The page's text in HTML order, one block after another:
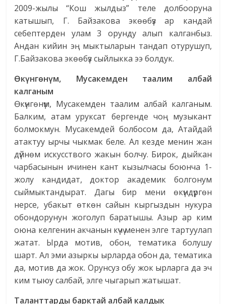
2009-жылы “Кош жылдыз” теле долбооруна
катышып, Г. Байзакова экөөбүз ар кандай
себептерден улам 3 орунду алып калганбыз.
Андан кийин эң мыктыларын тандап отурушуп,
Г.Байзакова экөөбүз сыйлыкка ээ болдук.
Өкүнгөнүм, Мусакемден таалим албай
калганым
Өкүнгөнүм, Мусакемден таалим албай калганым.
Балким, атам уруксат бергенде чоң музыкант
болмокмун. Мусакемдей болбосом да, Атайдай
атактуу ырчы чыкмак беле. Ал кезде менин жан
дүйнөм искусствого жакын болчу. Бирок, дыйкан
чарбасынын ичинен кант кызылчасы боюнча 1-
жолу кандидат, доктор академик болгонум
сыймыктандырат. Дагы бир мени өкүндүргөн
нерсе, убакыт өткөн сайын кыргыздын нукура
обондорунун жоголуп баратышы. Азыр ар ким
оюна келгенин акчанын күчү менен элге тартуулап
жатат. Ырда мотив, обон, тематика болушу
шарт. Ал эми азыркы ырларда обон да, тематика
да, мотив да жок. Орунсуз обу жок ырларга да эч
ким тыюу салбай, элге чыгарып жатышат.
Таланттарды барктай албай калдык